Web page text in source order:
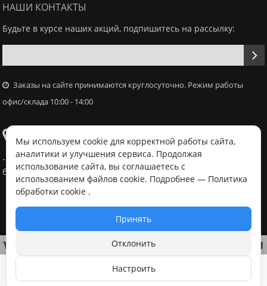
В корзину
НАШИ КОНТАКТЫ
Будьте в курсе наших акций, подпишитесь на рассылку:
Заказы на сайте принимаются круглосуточно. Режим работы
офис/склада 10:00 - 14:00
Самовывоз
- Офис / склад, г. Минск, ул. Володько 18, с 10:00 - 14:00 в
будний день после согласования с менеджером
Мы используем cookie для корректной работы сайта,
аналитики и улучшения сервиса. Продолжая
использование сайта, вы соглашаетесь с
использованием файлов cookie. Подробнее — Политика
обработки cookie .
Принять
Отклонить
Настроить